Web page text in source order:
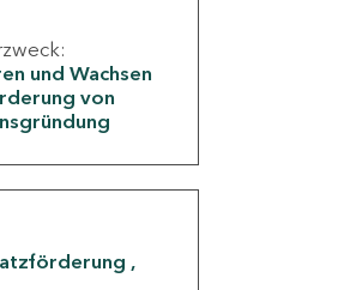
und Wachsen
von